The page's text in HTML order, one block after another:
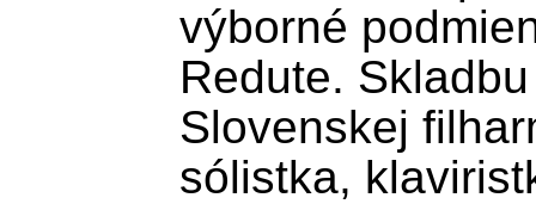
výborné
Redute.
Slovenskej
sólistka,